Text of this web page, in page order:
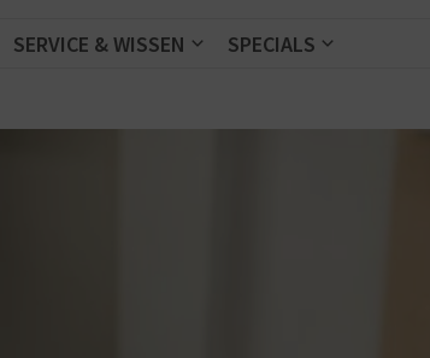
SERVICE & WISSEN SPECIALS